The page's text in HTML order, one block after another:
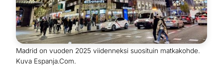
Madrid on vuoden 2025 viidenneksi suosituin matkakohde.
Kuva Espanja.Com.